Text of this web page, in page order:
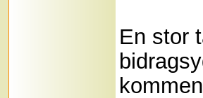
En stor